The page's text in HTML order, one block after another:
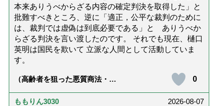
本来ありうべからざる内容の確定判決を取得した」と
批難すべきところ、逆に「適正，公平な裁判のために
は、裁判では虚偽は到底必要である」と ありうべか
らざる判決を言い渡したのです。 それでも現在、樋口
英明は国民を欺いて 立派な人間として活動していま
す。
（高齢者を狙った悪質商法・訪
ないための4つの対策「騙されや
すい人の特徴は？」【社会福祉
0
ももりん3030
2026-08-07